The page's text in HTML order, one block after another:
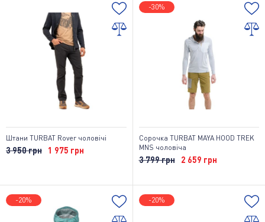
Штани TURBAT Rover чоловічі
3 950 грн 1 975 грн
-30%
Сорочка TURBAT MAYA HOOD TREK
MNS чоловіча
3 799 грн 2 659 грн
-20% -20%